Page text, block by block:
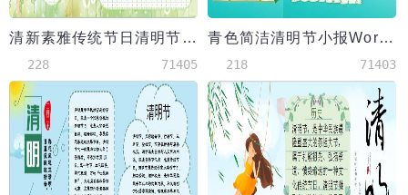
清新素雅传统节日清明节手抄报Word模板
228 71405
青色简洁清明节小报Word模板
218 71403